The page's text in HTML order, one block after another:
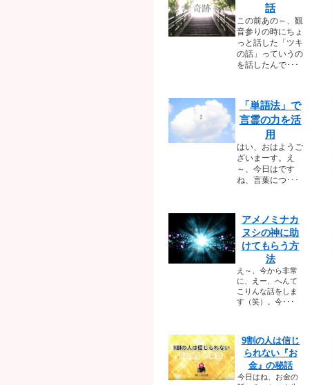
話
この前あの～、観
音参りの時にちょ
っと話した「ツキ
の話」っていうの
を話したんで･･･
「単語法」で
言霊の力を活
用
はい、おはようご
ざいまーす。え
～、今日はです
ね、言葉につ･･･
アメノミナカ
ヌシの神に助
けてもらう方
法
え～、今から非常
に、えー、へんて
こりんな話をしま
す（笑）。今･･･
9割の人は信じ
られない『お
金』の秘話
今日はね、お金の